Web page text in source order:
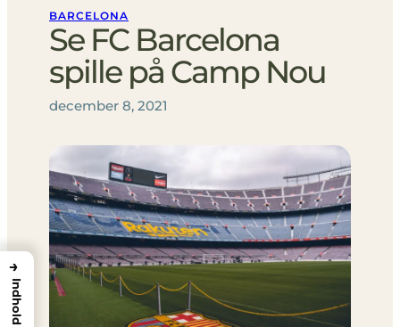
BARCELONA
Se FC Barcelona
spille på Camp Nou
december 8, 2021
→
Indhold